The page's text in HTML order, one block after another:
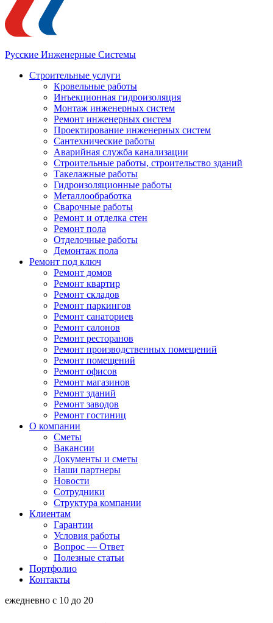
Русские Инженерные Системы
Строительные услуги
Кровельные работы
Инъекционная гидроизоляция
Монтаж инженерных систем
Ремонт инженерных систем
Проектирование инженерных систем
Сантехнические работы
Аварийная служба канализации
Строительные работы, строительство зданий
Такелажные работы
Гидроизоляционные работы
Металлообработка
Сварочные работы
Ремонт и отделка стен
Ремонт пола
Отделочные работы
Демонтаж пола
Ремонт под ключ
Ремонт домов
Ремонт квартир
Ремонт складов
Ремонт паркингов
Ремонт санаториев
Ремонт салонов
Ремонт ресторанов
Ремонт производственных помещений
Ремонт помещений
Ремонт офисов
Ремонт магазинов
Ремонт зданий
Ремонт заводов
Ремонт гостиниц
О компании
Сметы
Вакансии
Документы и сметы
Наши партнеры
Новости
Сотрудники
Структура компании
Клиентам
Гарантии
Условия работы
Вопрос — Ответ
Полезные статьи
Портфолио
Контакты
ежедневно с 10 до 20